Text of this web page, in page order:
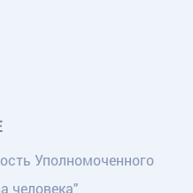
Уполномоченного
человека"